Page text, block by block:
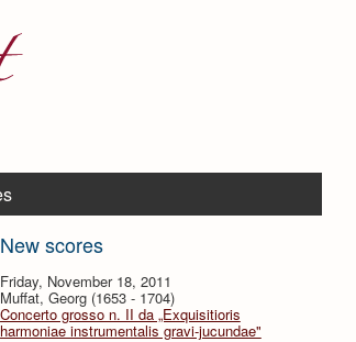
New scores
Friday, November 18, 2011
Muffat, Georg (1653 - 1704)
Concerto grosso n. II da „Exquisitioris
harmoniae instrumentalis gravi-jucundae"